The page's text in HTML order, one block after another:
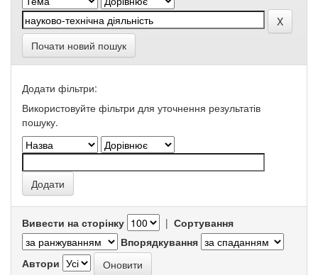
Почати новий пошук
Додати фільтри:
Використовуйте фільтри для уточнення результатів
пошуку.
Вивести на сторінку | Сортування
Впорядкування
Автори